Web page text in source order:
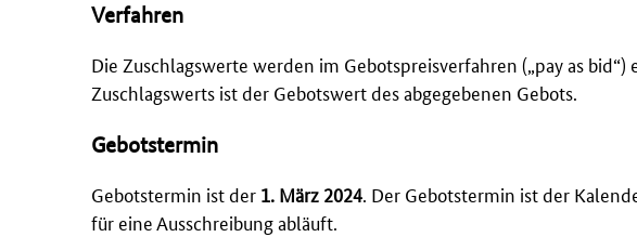
Verfahren
Die Zuschlagswerte werden im Gebotspreisverfahren („ pay as bid“)
Zuschlagswerts ist der Gebotswert des abgegebenen Gebots.
Gebotstermin
Gebotstermin ist der 1. März 2024 . Der Gebotstermin ist der
für eine Ausschreibung abläuft.